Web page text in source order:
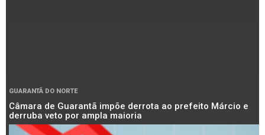
GUARANTÃ DO NORTE
Câmara de Guarantã impõe derrota ao prefeito Márcio e
derruba veto por ampla maioria